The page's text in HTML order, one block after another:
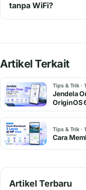
tanpa WiFi?
Artikel Terkait
Tips & Trik ·
Jendela
OriginOS
Tips & Trik ·
Cara
Artikel Terbaru